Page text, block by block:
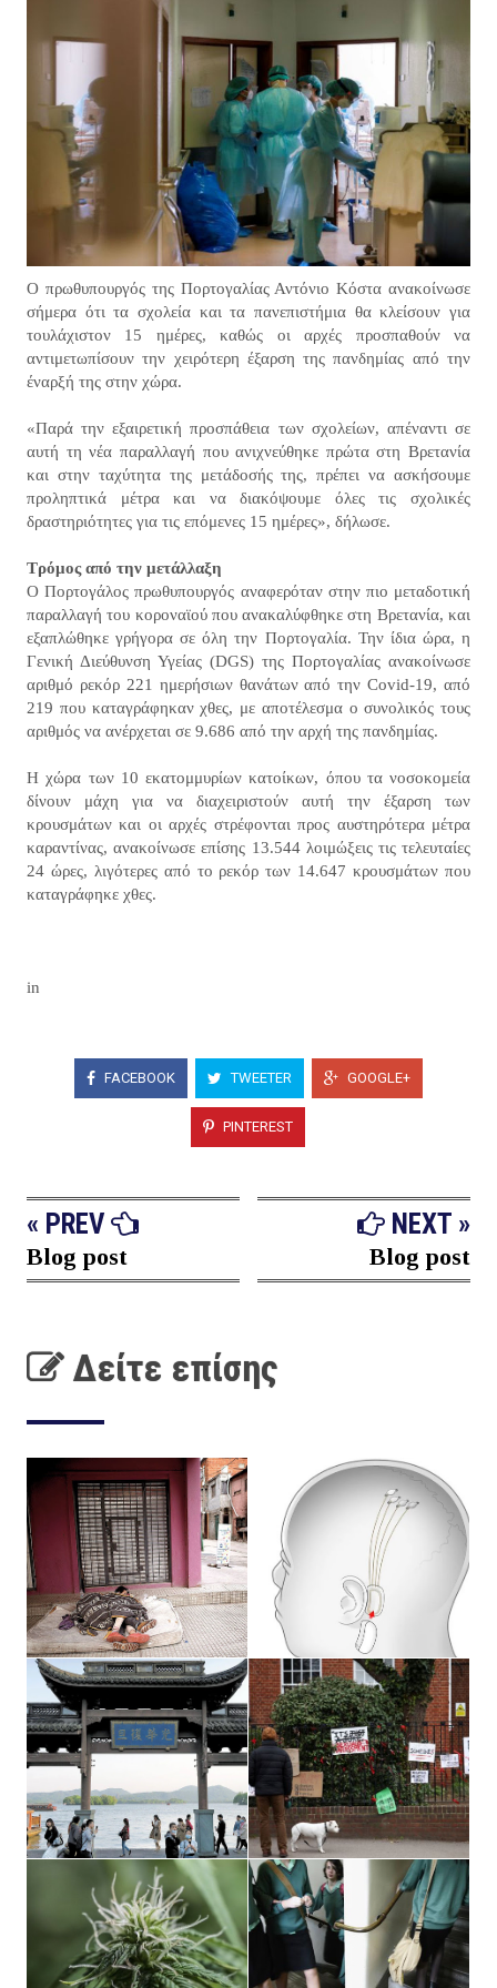
Ο πρωθυπουργός της Πορτογαλίας Αντόνιο Κόστα ανακοίνωσε
σήμερα ότι τα σχολεία και τα πανεπιστήμια θα κλείσουν για
τουλάχιστον 15 ημέρες, καθώς οι αρχές προσπαθούν να
αντιμετωπίσουν την χειρότερη έξαρση της πανδημίας από την
έναρξή της στην χώρα.
«Παρά την εξαιρετική προσπάθεια των σχολείων, απέναντι σε
αυτή τη νέα παραλλαγή που ανιχνεύθηκε πρώτα στη Βρετανία
και στην ταχύτητα της μετάδοσής της, πρέπει να ασκήσουμε
προληπτικά μέτρα και να διακόψουμε όλες τις σχολικές
δραστηριότητες για τις επόμενες 15 ημέρες», δήλωσε.
Τρόμος από την μετάλλαξη
Ο Πορτογάλος πρωθυπουργός αναφερόταν στην πιο μεταδοτική
παραλλαγή του κοροναϊού που ανακαλύφθηκε στη Βρετανία, και
εξαπλώθηκε γρήγορα σε όλη την Πορτογαλία. Την ίδια ώρα, η
Γενική Διεύθυνση Υγείας (DGS) της Πορτογαλίας ανακοίνωσε
αριθμό ρεκόρ 221 ημερήσιων θανάτων από την Covid-19, από
219 που καταγράφηκαν χθες, με αποτέλεσμα ο συνολικός τους
αριθμός να ανέρχεται σε 9.686 από την αρχή της πανδημίας.
Η χώρα των 10 εκατομμυρίων κατοίκων, όπου τα νοσοκομεία
δίνουν μάχη για να διαχειριστούν αυτή την έξαρση των
κρουσμάτων και οι αρχές στρέφονται προς αυστηρότερα μέτρα
καραντίνας, ανακοίνωσε επίσης 13.544 λοιμώξεις τις τελευταίες
24 ώρες, λιγότερες από το ρεκόρ των 14.647 κρουσμάτων που
καταγράφηκε χθες.​
in
FACEBOOK TWEETER GOOGLE+
PINTEREST
« PREV
Blog post
NEXT »
Blog post
Δείτε επίσης